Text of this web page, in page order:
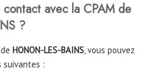
avec la CPAM de
?
HONON-LES-BAINS, vous pouvez
suivantes :